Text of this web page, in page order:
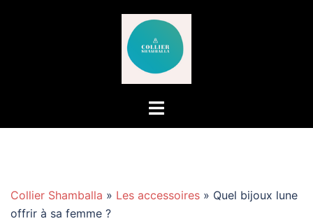
Collier Shamballa » Les accessoires » Quel bijoux lune
offrir à sa femme ?